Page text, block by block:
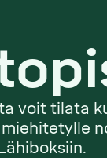
voit tilata